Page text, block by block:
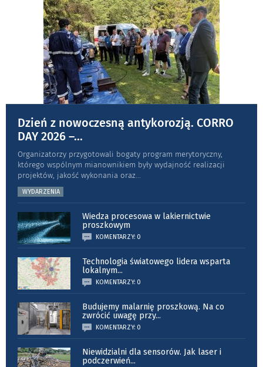
Dzień z nowoczesną antykorozją. CORRO
DAY 2026 –...
Organizatorzy przygotowali bogaty program merytoryczny,
którego wspólnym mianownikiem były wydajność realizacji
projektów, jakość wykonania oraz...
WYDARZENIA
Wiedza procesowa w lakiernictwie
proszkowym
KOMENTARZY: 0
Technologia światowego lidera wsparta
lokalnym...
KOMENTARZY: 0
Budujemy malarnię proszkową. Na co
zwrócić uwagę przy...
KOMENTARZY: 0
Niewidzialni dla sensorów. Jak laser i
podczerwień...